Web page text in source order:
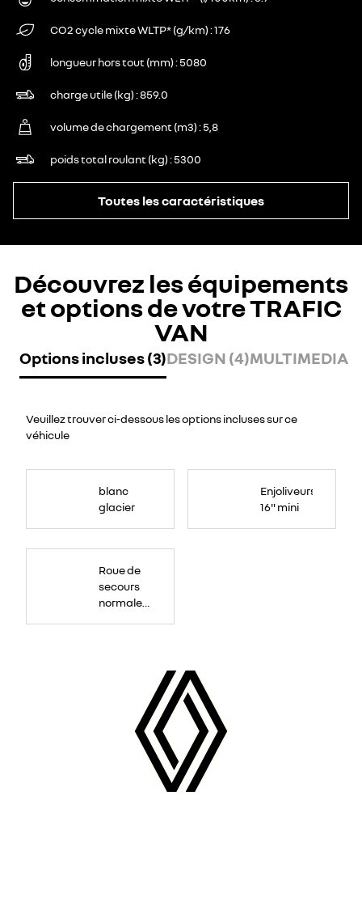
CO2 cycle mixte WLTP* (g/km) 176
longueur hors tout (mm) 5080
charge utile (kg) 859.0
volume de chargement (m3) 5,8
poids total roulant (kg) 5300
Toutes les caractéristiques
Découvrez les équipements
et options de votre TRAFIC
VAN
Options incluses (3)DESIGN (4)MULTIMEDIA
Veuillez trouver ci-dessous les options incluses sur ce
véhicule
blanc
glacier
Enjoliveurs
16" mini
Roue de
secours
normale